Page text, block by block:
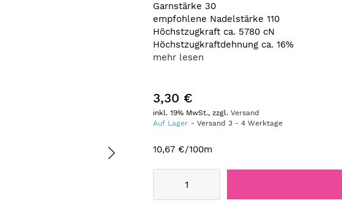
Garnstärke 30
empfohlene Nadelstärke 110
Höchstzugkraft ca. 5780 cN
Höchstzugkraftdehnung ca. 16%
mehr lesen
3,30 €
inkl. 19% MwSt., zzgl.Versand
Auf Lager
Versand3 -4 Werktage
10,67 €/100m